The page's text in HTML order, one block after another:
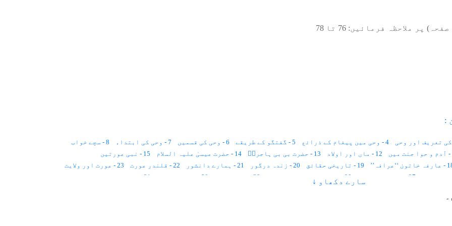
پر ملاحظہ فرمائیں: 76 تا 78
:
4 - وحی میں پیغام کے ذرائع 5 - گفتگو کے طریقے 6 - وحی کی قسمیں 7 - وحی کی ابتداء
8 - سچے خواب
12 - ماں اور اولاد 13 - حضرت بی بی ہاجرہؑ 14 - حضرت عیسیٰ علیہ السلام
15 - نبی عورتیں
‘‘عرافہ’’ 19 - تاریخی حقائق 20 - زندہ درگور 21 - ہمارے دانشور 22 - قلندر عورت
23 - عورت اور ولایت
27 - انگریزی زبان 29 - عورت کو بھینٹ چڑھانا 29 - بیوہ عورت 30 - شوہر کی چتا
31 - تین کروڑ پچاس لاکھ سال
37 - ہزار برس
سارے دکھاو ↓